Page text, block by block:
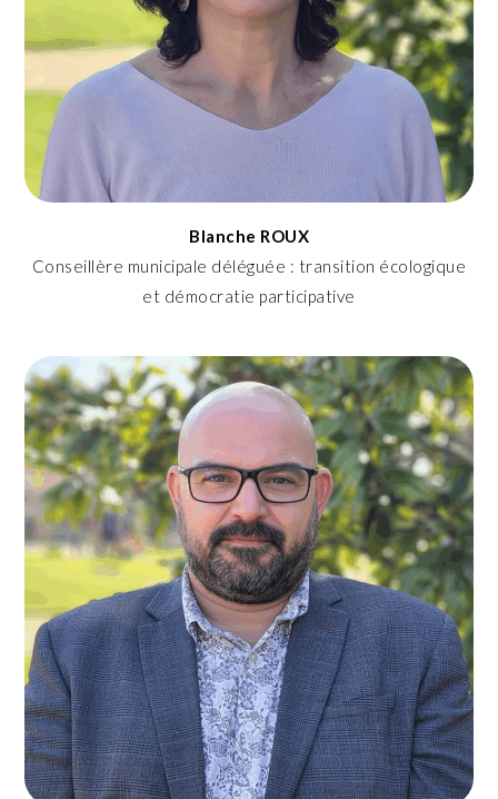
Blanche ROUX
Conseillère municipale déléguée : transition écologique
et démocratie participative